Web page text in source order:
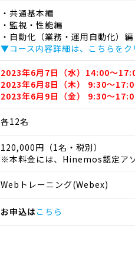
・共通基本編
・監視・性能編
・自動化（業務・運用自動化）編
▼コース内容詳細は、こちらを
2023年6月7日（水）14:00～
2023年6月8日（木） 9:30～
2023年6月9日（金） 9:30～
各12名
120,000円（1名・税別）
※本料金には、Hinemos認定ア
Webトレーニング(Webex)
お申込はこちら